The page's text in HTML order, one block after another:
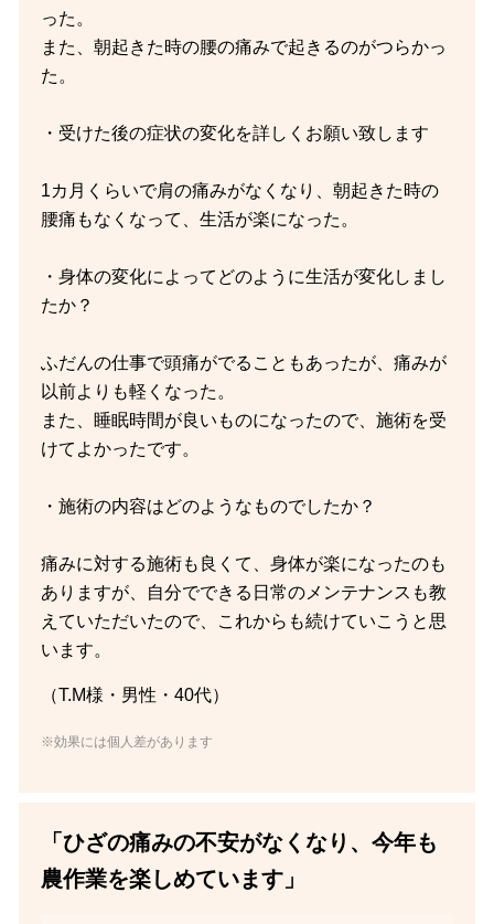
った。
また、朝起きた時の腰の痛みで起きるのがつらかっ
た。
・受けた後の症状の変化を詳しくお願い致します
1カ月くらいで肩の痛みがなくなり、朝起きた時の
腰痛もなくなって、生活が楽になった。
・身体の変化によってどのように生活が変化しまし
たか？
ふだんの仕事で頭痛がでることもあったが、痛みが
以前よりも軽くなった。
また、睡眠時間が良いものになったので、施術を受
けてよかったです。
・施術の内容はどのようなものでしたか？
痛みに対する施術も良くて、身体が楽になったのも
ありますが、自分でできる日常のメンテナンスも教
えていただいたので、これからも続けていこうと思
います。
（T.M様・男性・40代）
※効果には個人差があります
「ひざの痛みの不安がなくなり、今年も
農作業を楽しめています」